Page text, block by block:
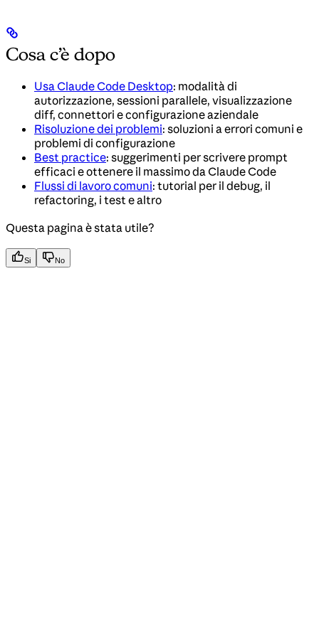
Cosa c’è dopo
Usa Claude Code Desktop: modalità di
autorizzazione, sessioni parallele, visualizzazione
diff, connettori e configurazione aziendale
Risoluzione dei problemi: soluzioni a errori comuni e
problemi di configurazione
Best practice: suggerimenti per scrivere prompt
efficaci e ottenere il massimo da Claude Code
Flussi di lavoro comuni: tutorial per il debug, il
refactoring, i test e altro
Questa pagina è stata utile?
Si No